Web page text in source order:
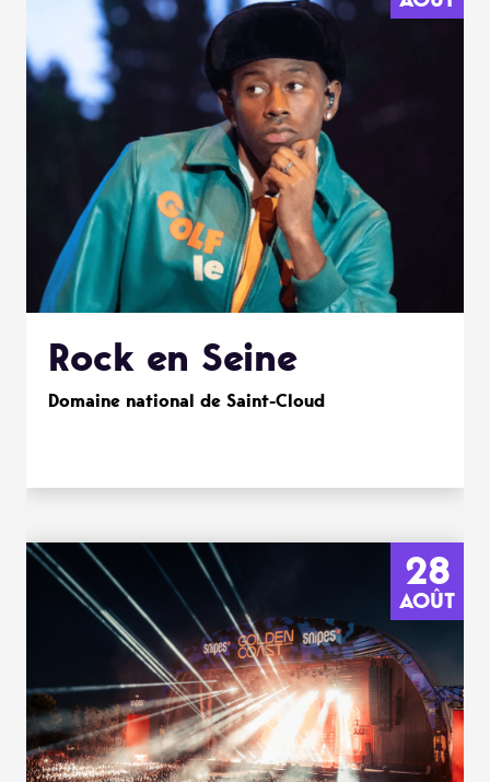
Rock en Seine
Domaine national de Saint-Cloud
28
AOÛT